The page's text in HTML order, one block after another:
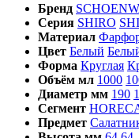
Бренд
Серия SHIRO
Материал
Цвет Белый
Форма Круглая
Объём мл 1000
Диаметр мм 190
Сегмент
Предмет